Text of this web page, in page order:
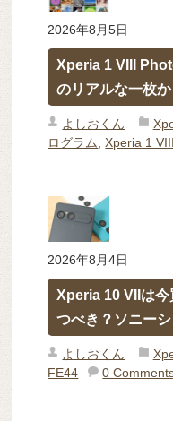
2026年8月5日
Xperia 1 VIII
のリアルな一枚
よしおくん
ログラム
,Xperia 1 VIII
2026年8月4日
Xperia 10 VIIは
つべき？ソニー
よしおくん
FE44
0